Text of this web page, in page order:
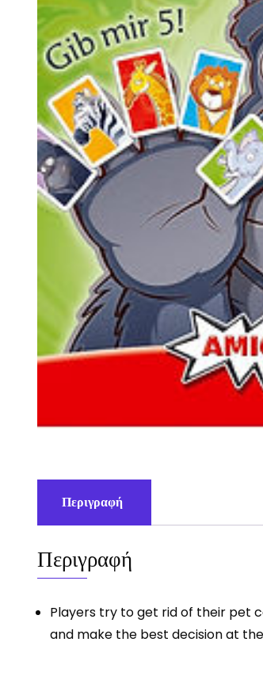
Περιγραφή
Περιγραφή
Players try to get rid of their pet
and make the best decision at